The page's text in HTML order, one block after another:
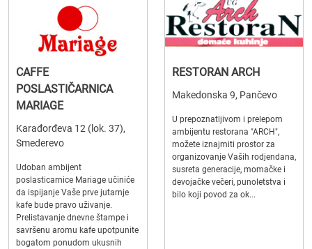
CAFFE
POSLASTIČARNICA
MARIAGE
Karađorđeva 12 (lok. 37),
Smederevo
Udoban ambijent
poslasticarnice Mariage učiniće
da ispijanje Vaše prve jutarnje
kafe bude pravo uživanje.
Prelistavanje dnevne štampe i
savršenu aromu kafe upotpunite
bogatom ponudom ukusnih
RESTORAN ARCH
Makedonska 9, Pančevo
U prepoznatljivom i prelepom
ambijentu restorana "ARCH",
možete iznajmiti prostor za
organizovanje Vaših rodjendana,
susreta generacije, momačke i
devojačke večeri, punoletstva i
bilo koji povod za ok...